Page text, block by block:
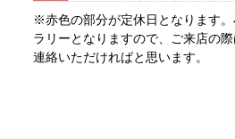
※赤色の部分が定休日となります。
ラリーとなりますので、ご来店の
連絡いただければと思います。